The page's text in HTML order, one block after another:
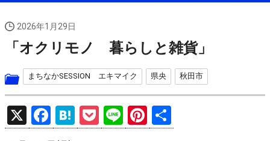
2026年1月29日
「オクリモノ 暮らしと雑貨」
まちなかSESSION エキマイク 県央 秋田市
X
F
a
H
at
P
o
Li
n
Pi
nt 有